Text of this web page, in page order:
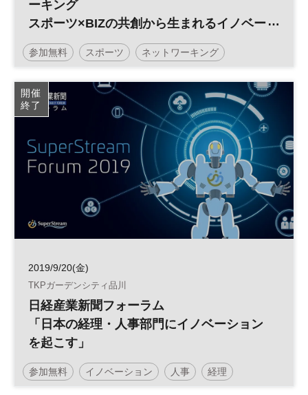
ーキング
スポーツ×BIZの共創から生まれるイノベー
ション
参加無料 スポーツ ネットワーキング
オープンイノベーション
開催
終了
2019/9/20(金)
TKPガーデンシティ品川
日経産業新聞フォーラム
「日本の経理・人事部門にイノベーション
を起こす」
参加無料 イノベーション 人事 経理